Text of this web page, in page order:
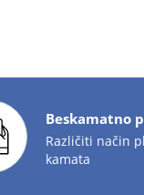
Beskamatno
Različiti način
kamata